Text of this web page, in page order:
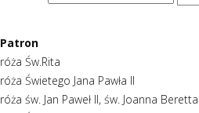
Patron
róża Św.Rita
róża Świetego Jana Pawła II
róża św. Jan Paweł II, św. Joanna